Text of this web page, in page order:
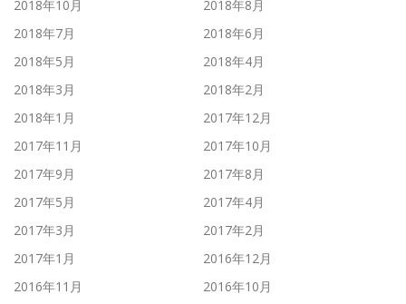
2018年10月
2018年8月
2018年7月
2018年6月
2018年5月
2018年4月
2018年3月
2018年2月
2018年1月
2017年12月
2017年11月
2017年10月
2017年9月
2017年8月
2017年5月
2017年4月
2017年3月
2017年2月
2017年1月
2016年12月
2016年11月
2016年10月